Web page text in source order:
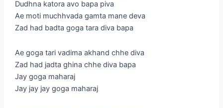
Dudhna katora avo bapa piva
Ae moti muchhvada gamta mane deva
Zad had badta goga tara diva bapa
Ae goga tari vadima akhand chhe diva
Zad had jadta ghina chhe diva bapa
Jay goga maharaj
Jay jay jay goga maharaj